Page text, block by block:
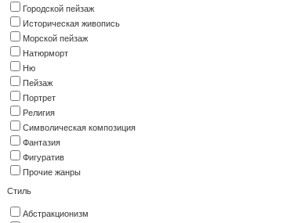
Городской пейзаж
Историческая живопись
Морской пейзаж
Натюрморт
Ню
Пейзаж
Портрет
Религия
Символическая композиция
Фантазия
Фигуратив
Прочие жанры
Стиль
Абстракционизм